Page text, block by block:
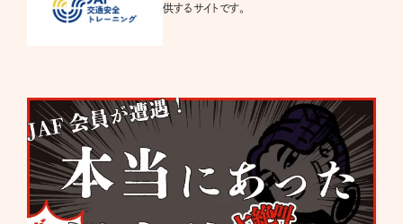
供するサイトです。